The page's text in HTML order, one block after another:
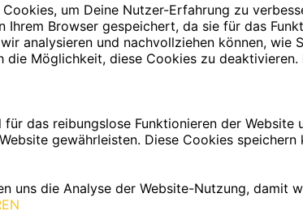
um Deine Nutzer-Erfahrung zu
Ihrem Browser gespeichert, da sie für das
analysieren und nachvollziehen können,
die Möglichkeit, diese Cookies zu
das reibungslose Funktionieren der
gewährleisten. Diese Cookies
uns die Analyse der Website-Nutzung, damit